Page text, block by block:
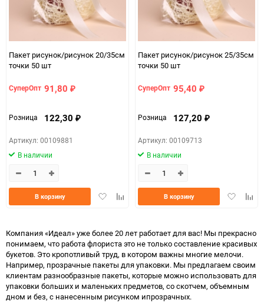
Пакет рисунок/рисунок 20/35см
точки 50 шт
СуперОпт 91,80 ₽
Розница 122,30 ₽
Артикул: 00109881
В наличии
ДобавитьДобавить
В корзину
Пакет рисунок/рисунок 25/35см
точки 50 шт
СуперОпт 95,40 ₽
Розница 127,20 ₽
Артикул: 00109713
В наличии
Добавить
В корзину
Компания «Идеал» уже более 20 лет работает для вас! Мы прекрасно
понимаем, что работа флориста это не только составление красивых
букетов. Это кропотливый труд, в котором важны многие мелочи.
Например, прозрачные пакеты для упаковки. Мы предлагаем своим
клиентам разнообразные пакеты, которые можно использовать для
упаковки больших и маленьких предметов, со скотчем, объемным
дном и без, с нанесенным рисунком ипрозрачных.